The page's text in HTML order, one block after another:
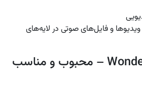
و فایل‌های صوتی در لایه‌های
Wondershare Filmora – محبوب و مناسب